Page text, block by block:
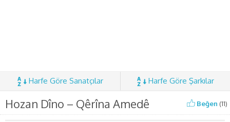
Harfe Göre Sanatçılar Harfe Göre Şarkılar
Hozan Dîno – Qêrîna Amedê Beğen (11)